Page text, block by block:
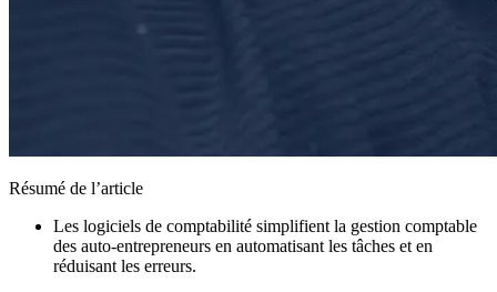
Résumé de l’article
Les logiciels de comptabilité simplifient la gestion comptable
des auto-entrepreneurs en automatisant les tâches et en
réduisant les erreurs.